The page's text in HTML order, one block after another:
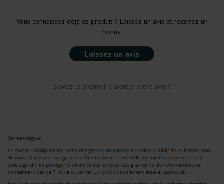
Vous connaissez déjà ce produit ? Laissez un avis et recevez un
bonus.
Laissez un avis
Soyez le premier à ajouter votre avis !